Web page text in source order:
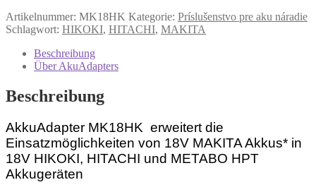
Artikelnummer: MK18HK Kategorie: Príslušenstvo pre aku náradie
Schlagwort: HIKOKI, HITACHI, MAKITA
Beschreibung
Über AkuAdapters
Beschreibung
AkkuAdapter MK18HK erweitert die
Einsatzmöglichkeiten von 18V MAKITA Akkus* in
18V HIKOKI, HITACHI und METABO HPT
Akkugeräten